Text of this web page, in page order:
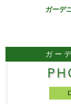
ガーデ
ガー